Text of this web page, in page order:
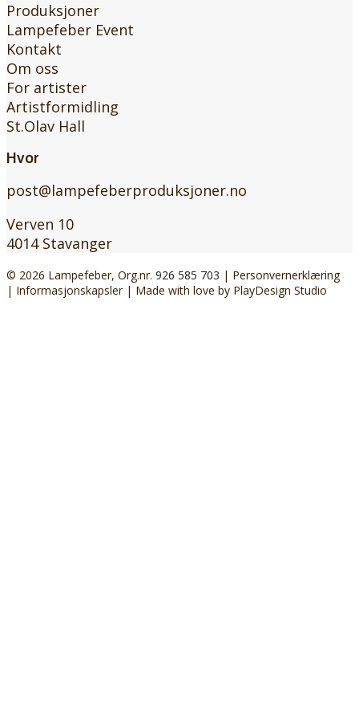
Produksjoner
Lampefeber Event
Kontakt
Om oss
For artister
Artistformidling
St.Olav Hall
Hvor
post@lampefeberproduksjoner.no
Verven 10
4014 Stavanger
© 2026 Lampefeber, Org.nr. 926 585 703 | Personvernerklæring
| Informasjonskapsler| Made with love by PlayDesign Studio